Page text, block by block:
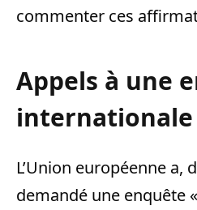
commenter ces
Appels à une
internationale
L’Union européenne a,
demandé une enquête